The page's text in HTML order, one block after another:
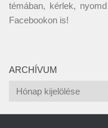
témában, kérlek,
Facebookon is!
ARCHÍVUM
Archívum